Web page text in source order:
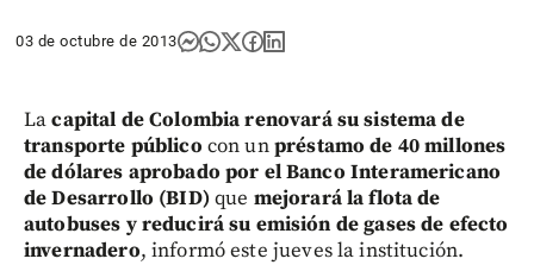
03 de octubre de 2013
Lacapital de Colombia renovará su sistema de
transporte público con unpréstamo de 40 millones
de dólares aprobado por el Banco Interamericano
de Desarrollo (BID)que mejorará la flota de
autobuses y reducirá su emisión de gases de efecto
invernadero, informó este jueves la institución.